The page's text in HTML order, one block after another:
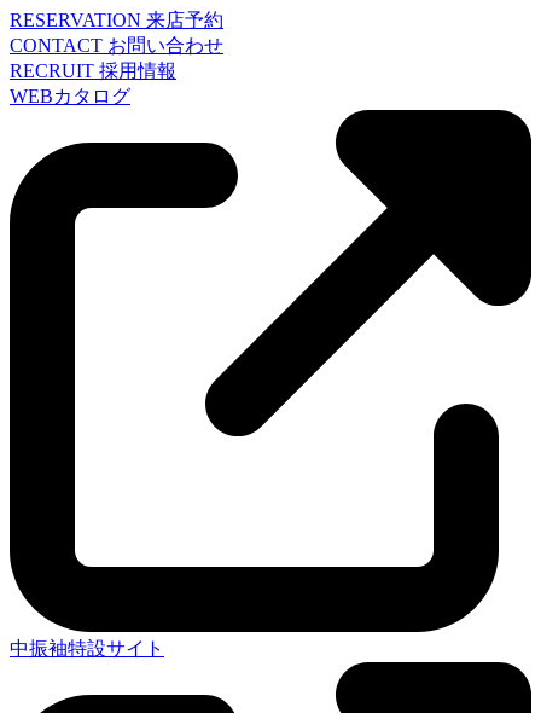
RESERVATION 来店予約
CONTACT お問い合わせ
RECRUIT 採用情報
WEBカタログ
中振袖特設サイト